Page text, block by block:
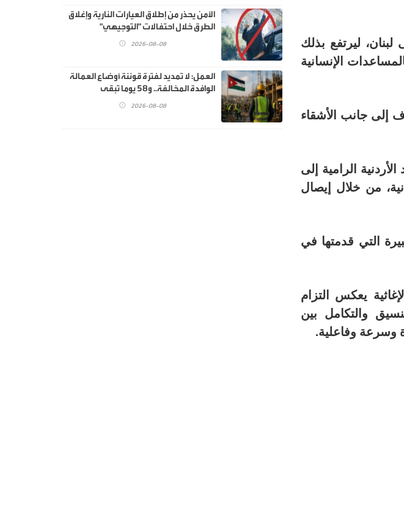
ليرتفع بذلك
إلى (130) شاحنة محملة بالمساعدات الإنسانية
إلى جانب الأشقاء
الرامية إلى
من خلال إيصال
التي قدمتها في
يعكس التزام
والتكامل بين
وسرعة وفاعلية.
الأمن يحذر من إطلاق العيارات النارية وإغلاق
الطرق خلال احتفالات "التوجيهي"
2026-08-08
العمل: لا تمديد لفترة قوننة أوضاع العمالة
الوافدة المخالفة.. و58 يوما تبقى
2026-08-08